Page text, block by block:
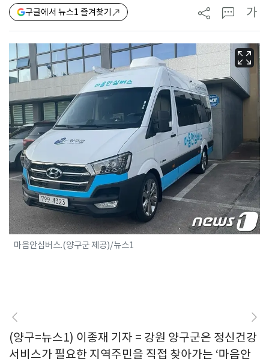
구글에서 뉴스1 즐겨찾기 가
마음안심버스.(양구군 제공)/뉴스1
(양구=뉴스1) 이종재 기자 = 강원 양구군은 정신건강
서비스가 필요한 지역주민을 직접 찾아가는 ‘마음안